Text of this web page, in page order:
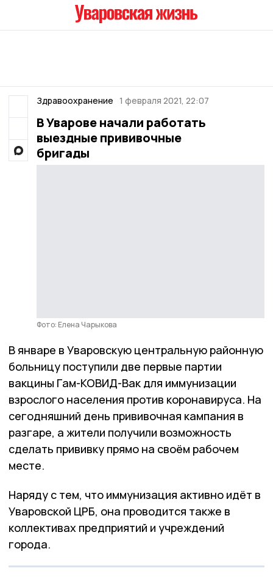
Здравоохранение 1 февраля 2021, 22:07
В Уварове начали работать
выездные прививочные
бригады
Фото: Елена Чарыкова
В январе в Уваровскую центральную районную
больницу поступили две первые партии
вакцины Гам-КОВИД-Вак для иммунизации
взрослого населения против коронавируса. На
сегодняшний день прививочная кампания в
разгаре, а жители получили возможность
сделать прививку прямо на своём рабочем
месте.
Наряду с тем, что иммунизация активно идёт в
Уваровской ЦРБ, она проводится также в
коллективах предприятий и учреждений
города.